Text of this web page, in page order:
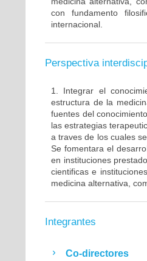
con fundamento
internacional.
Perspectiva
1. Integrar el
estructura de la
fuentes del
las estrategias
a traves de los cuales
Se fomentara el
en instituciones
cientificas e
medicina alternativa,
Integrantes
Co-directores